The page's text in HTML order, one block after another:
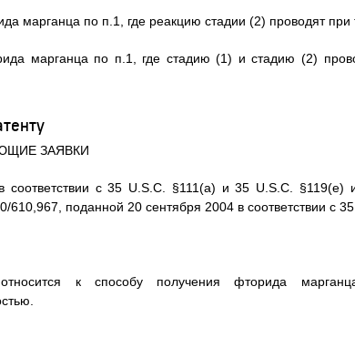
марганца по п.1, где реакцию стадии (2) проводят
марганца по п.1, где стадию (1) и стадию (2)
ЗАЯВКИ
соответствии с 35 U.S.C. §111(а) и 35 U.S.C. §119(е)
610,967, поданной 20 сентября 2004 в соответствии с
к способу получения фторида